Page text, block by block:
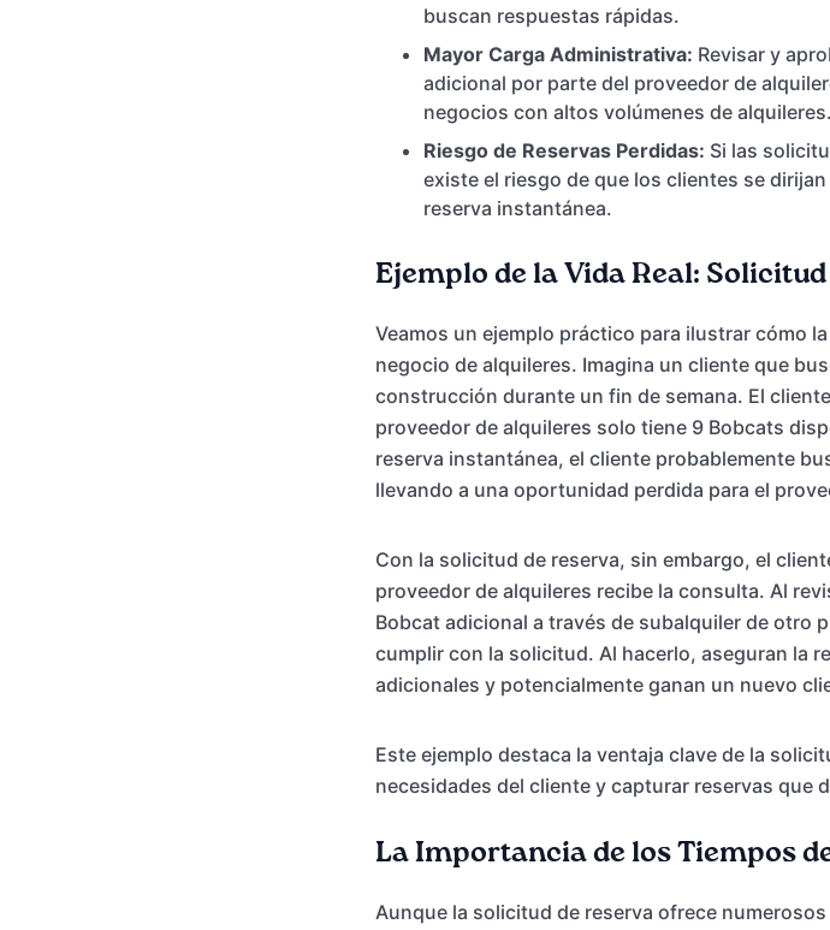
buscan respuestas rápidas.
Mayor Carga Administrativa: Revisar y
adicional por parte del proveedor de
negocios con altos volúmenes de alquileres.
Riesgo de Reservas Perdidas: Si las
existe el riesgo de que los clientes se
reserva instantánea.
Ejemplo de la Vida Real:
Veamos un ejemplo práctico para ilustrar cómo
negocio de alquileres. Imagina un cliente que
construcción durante un fin de semana. El
proveedor de alquileres solo tiene 9 Bobcats
reserva instantánea, el cliente probablemente
llevando a una oportunidad perdida para el
Con la solicitud de reserva, sin embargo, el
proveedor de alquileres recibe la consulta. Al
Bobcat adicional a través de subalquiler de otro
cumplir con la solicitud. Al hacerlo, aseguran la
adicionales y potencialmente ganan un nuevo
Este ejemplo destaca la ventaja clave de la
necesidades del cliente y capturar reservas que
La Importancia de los Tiempos
Aunque la solicitud de reserva ofrece